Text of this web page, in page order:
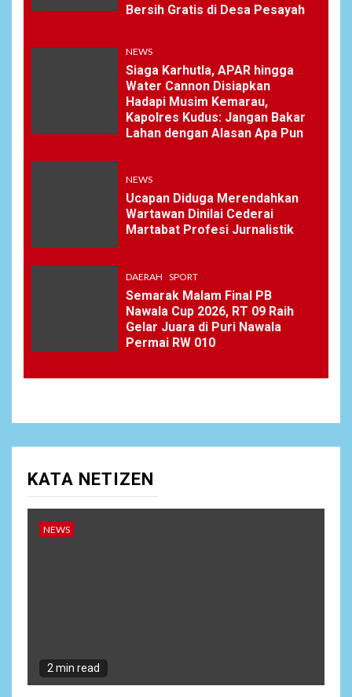
Keberhasilan Koperasi
Merah Putih Jadi Kunci
Tegaknya Pasal 33 UUD
1945 dan Program Strategis
Prabowo
Istri AKP Padlun Alfitri Minta
Perlindungan Hukum,
Ungkap Dugaan Pemerasan
oleh Oknum Unit Ekonomi
NEWS
Wujudkan Kemanunggalan
TNI-Rakyat, Satgas Yonif
645/GTY Laksanakan
10
Restu Wijayanto Dikenang
Sebagai Kapolres Humanis
Bersih Gratis di Desa Pesayah
NEWS
Siaga Karhutla, APAR hingga
Water Cannon Disiapkan
Hadapi Musim Kemarau,
Kapolres Kudus: Jangan Bakar
Lahan dengan Alasan Apa Pun
NEWS
Ucapan Diduga Merendahkan
Wartawan Dinilai Cederai
Martabat Profesi Jurnalistik
DAERAH SPORT
Semarak Malam Final PB
Nawala Cup 2026, RT 09 Raih
Gelar Juara di Puri Nawala
Permai RW 010
KATA NETIZEN
NEWS
2 min read